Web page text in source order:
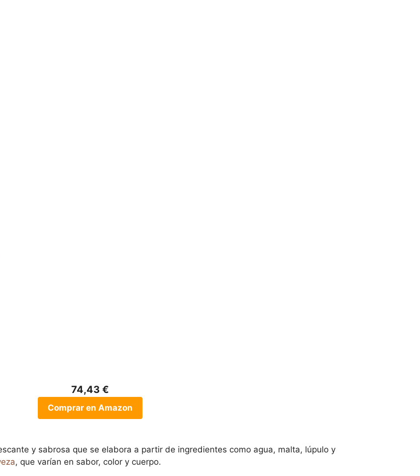
74,43 €
Comprar en Amazon
y sabrosa que se elabora a partir de ingredientes como agua, malta, lúpulo y
, que varían en sabor, color y cuerpo.